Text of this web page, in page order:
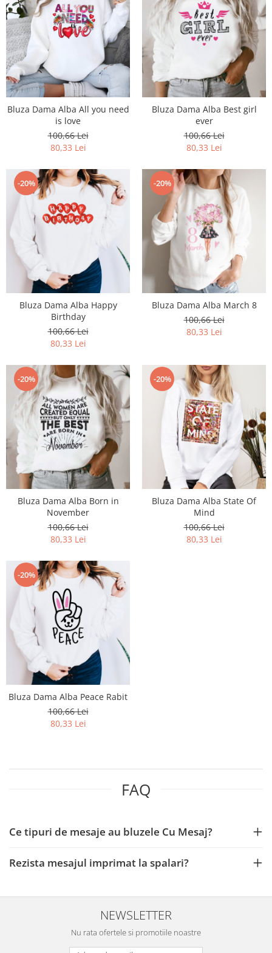
Bluza Dama Alba All you need
is love
100,66 Lei
80,33 Lei
Bluza Dama Alba Best girl
ever
100,66 Lei
80,33 Lei
-20%
Bluza Dama Alba Happy
Birthday
100,66 Lei
80,33 Lei
-20%
Bluza Dama Alba March 8
100,66 Lei
80,33 Lei
-20%
Bluza Dama Alba Born in
November
100,66 Lei
80,33 Lei
-20%
Bluza Dama Alba State Of
Mind
100,66 Lei
80,33 Lei
-20%
Bluza Dama Alba Peace Rabit
100,66 Lei
80,33 Lei
FAQ
Ce tipuri de mesaje au bluzele Cu Mesaj?
Rezista mesajul imprimat la spalari?
NEWSLETTER
Nu rata ofertele si promotiile noastre